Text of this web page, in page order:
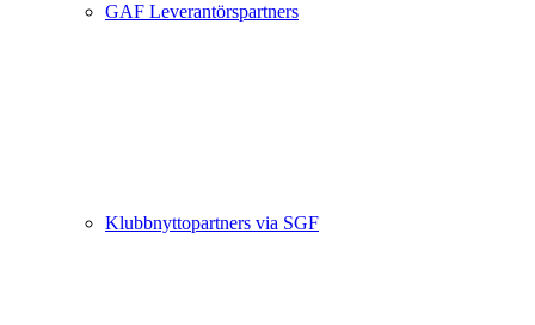
GAF Leverantörspartners
Klubbnyttopartners via SGF